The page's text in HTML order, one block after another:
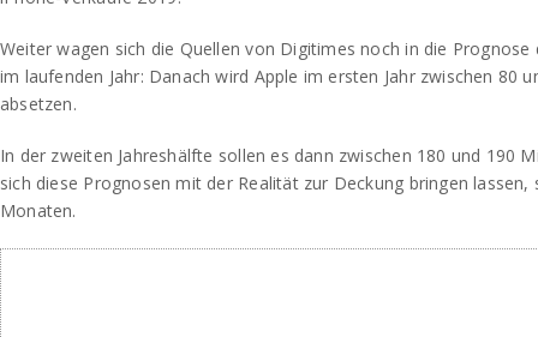
Weiter wagen sich die Quellen von Digitimes noch in die Prognose
im laufenden Jahr: Danach wird Apple im ersten Jahr zwischen 80
absetzen.
In der zweiten Jahreshälfte sollen es dann zwischen 180 und 190
sich diese Prognosen mit der Realität zur Deckung bringen lassen,
Monaten.